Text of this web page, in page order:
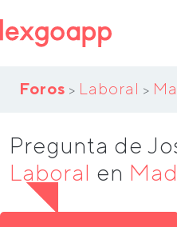
Foros > Laboral >
Pregunta de
Laboral en